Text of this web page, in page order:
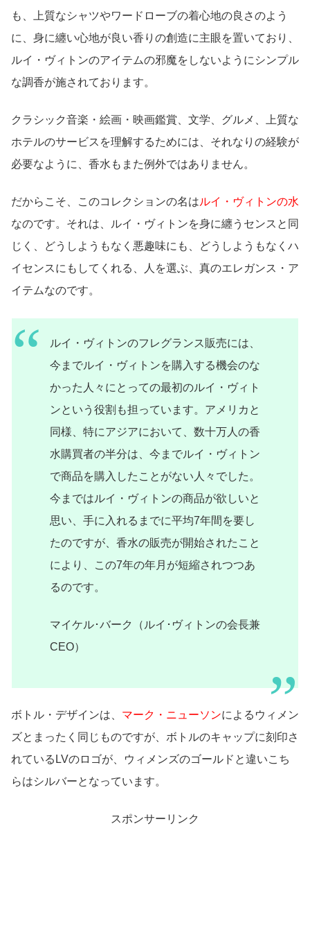
も、上質なシャツやワードローブの着心地の良さのよう
に、身に纏い心地が良い香りの創造に主眼を置いており、
ルイ・ヴィトンのアイテムの邪魔をしないようにシンプル
な調香が施されております。
クラシック音楽・絵画・映画鑑賞、文学、グルメ、上質な
ホテルのサービスを理解するためには、それなりの経験が
必要なように、香水もまた例外ではありません。
だからこそ、このコレクションの名はルイ・ヴィトンの水
なのです。それは、ルイ・ヴィトンを身に纏うセンスと同
じく、どうしようもなく悪趣味にも、どうしようもなくハ
イセンスにもしてくれる、人を選ぶ、真のエレガンス・ア
イテムなのです。
ルイ・ヴィトンのフレグランス販売には、
今までルイ・ヴィトンを購入する機会のな
かった人々にとっての最初のルイ・ヴィト
ンという役割も担っています。アメリカと
同様、特にアジアにおいて、数十万人の香
水購買者の半分は、今までルイ・ヴィトン
で商品を購入したことがない人々でした。
今まではルイ・ヴィトンの商品が欲しいと
思い、手に入れるまでに平均7年間を要し
たのですが、香水の販売が開始されたこと
により、この7年の年月が短縮されつつあ
るのです。
マイケル･バーク（ルイ･ヴィトンの会長兼
CEO）
ボトル・デザインは、 マーク・ニューソンによるウィメン
ズとまったく同じものですが、ボトルのキャップに刻印さ
れているLVのロゴが、ウィメンズのゴールドと違いこち
らはシルバーとなっています。
スポンサーリンク